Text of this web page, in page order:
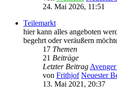
24. Mai 2026, 11:51
Teilemarkt
hier kann alles angeboten
begehrt oder veräußern
17 Themen
21 Beiträge
Letzter Beitrag
von Frithjof Neuester
13. Mai 2021, 20:37